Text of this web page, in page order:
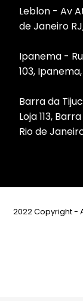
Leblon - Av
de Janeiro
Ipanema -
103,
Barra da
Loja 113,
Rio de
2022 Copyright -